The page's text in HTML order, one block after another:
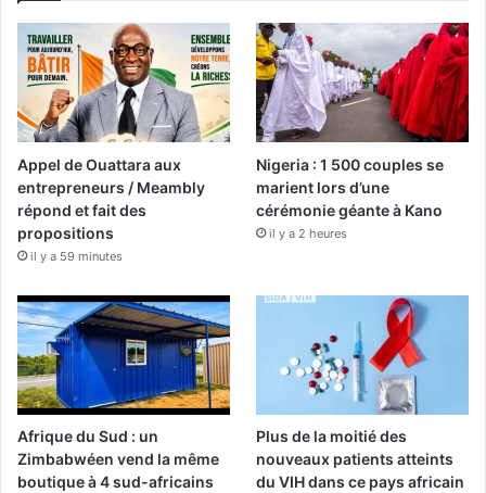
Appel de Ouattara aux
entrepreneurs / Meambly
répond et fait des
propositions
il y a 59 minutes
Nigeria : 1 500 couples se
marient lors d’une
cérémonie géante à Kano
il y a 2 heures
Afrique du Sud : un
Zimbabwéen vend la même
boutique à 4 sud-africains
Plus de la moitié des
nouveaux patients atteints
du VIH dans ce pays africain